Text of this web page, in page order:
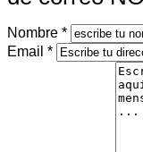
Nombre *
Email *